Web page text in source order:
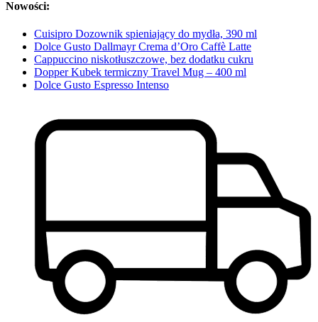
Nowości:
Cuisipro Dozownik spieniający do mydła, 390 ml
Dolce Gusto Dallmayr Crema d’Oro Caffè Latte
Cappuccino niskotłuszczowe, bez dodatku cukru
Dopper Kubek termiczny Travel Mug – 400 ml
Dolce Gusto Espresso Intenso